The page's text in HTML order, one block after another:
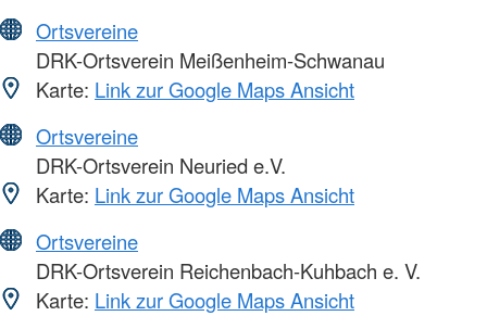
Ortsvereine
DRK-Ortsverein Meißenheim-Schwanau
Karte: Link zur Google Maps Ansicht
Ortsvereine
DRK-Ortsverein Neuried e.V.
Karte: Link zur Google Maps Ansicht
Ortsvereine
DRK-Ortsverein Reichenbach-Kuhbach e. V.
Karte: Link zur Google Maps Ansicht